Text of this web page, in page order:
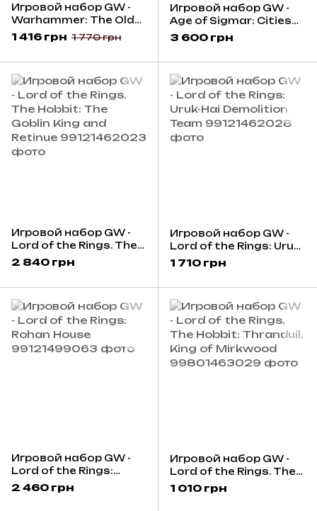
Игровой набор GW -
Warhammer: The Old
World: Empire of Man -
Teutogen Guard
1 416 грн 1 770 грн
Игровой набор GW -
Age of Sigmar: Cities
of Sigmar - Celestial
Hurricanum and
3 600 грн
Игровой набор GW -
Lord of the Rings. The
Hobbit: The Goblin King
and Retinue
2 840 грн
Игровой набор GW -
Lord of the Rings: Uruk-
Hai Demolition Team
1 710 грн
Игровой набор GW -
Lord of the Rings:
Rohan House
2 460 грн
Игровой набор GW -
Lord of the Rings. The
Hobbit: Thranduil, King
of Mirkwood
1 010 грн